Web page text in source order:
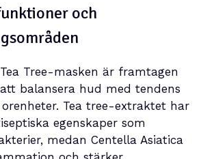
och
Tree-masken är framtagen
balansera hud med tendens
Tea tree-extraktet har
egenskaper som
medan Centella Asiatica